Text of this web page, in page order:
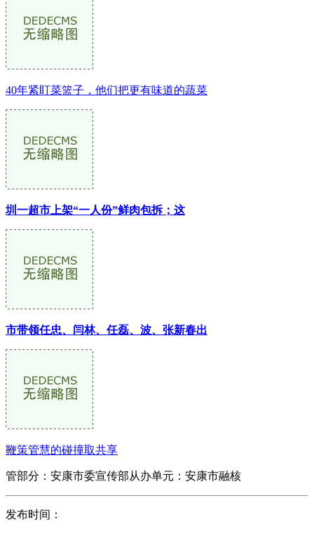
40年紧盯菜篮子，他们把更有味道的蔬菜
圳一超市上架“一人份”鲜肉包拆；这
市带领任忠、闫林、任磊、波、张新春出
鞭策管慧的碰撞取共享
管部分：安康市委宣传部从办单元：安康市融核
发布时间：